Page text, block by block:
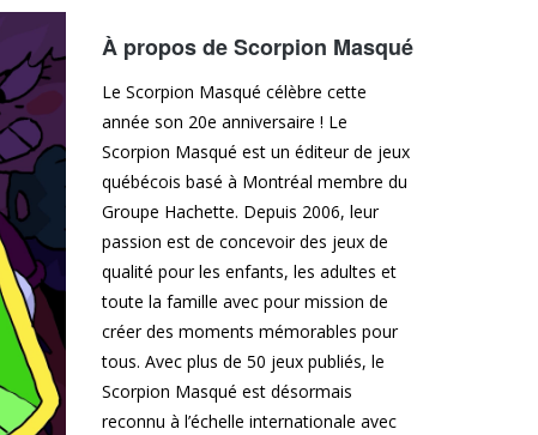
À propos de Scorpion Masqué
Le Scorpion Masqué célèbre cette
année son 20e anniversaire ! Le
Scorpion Masqué est un éditeur de jeux
québécois basé à Montréal membre du
Groupe Hachette. Depuis 2006, leur
passion est de concevoir des jeux de
qualité pour les enfants, les adultes et
toute la famille avec pour mission de
créer des moments mémorables pour
tous. Avec plus de 50 jeux publiés, le
Scorpion Masqué est désormais
reconnu à l’échelle internationale avec